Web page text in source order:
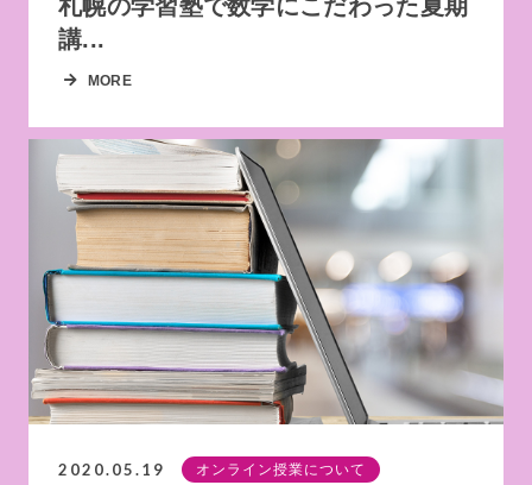
札幌の学習塾で数学にこだわった夏期
講...
MORE
2020.05.19 オンライン授業について